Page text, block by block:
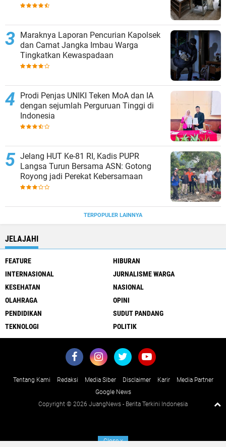
Maraknya Laporan Pencurian Kapolsek
dan Camat Jangka Imbau Warga
Tingkatkan Kewaspadaan
Prodi Penjas UNIKI Teken MoA dan IA
dengan sejumlah Perguruan Tinggi di
Indonesia
Jelang HUT Ke-81 RI, Kadis PUPR
Langsa Turun Bersama ASN: Gotong
Royong jadi Perekat Kebersamaan
TERPOPULER LAINNYA
JELAJAHI
FEATURE
HIBURAN
INTERNASIONAL
JURNALISME WARGA
KESEHATAN
NASIONAL
OLAHRAGA
OPINI
PENDIDIKAN
SUDUT PANDANG
TEKNOLOGI
POLITIK
Tentang Kami Redaksi Media Siber Disclaimer Karir
Media Partner
Google News
Copyright © 2026 JuangNews - Berita Terkini Indonesia
Closex